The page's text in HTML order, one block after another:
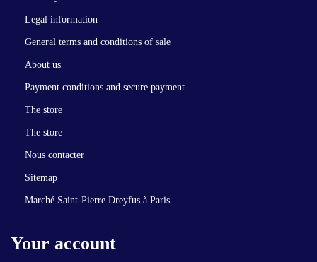
Legal information
General terms and conditions of sale
About us
Payment conditions and secure payment
The store
The store
Nous contacter
Sitemap
Marché Saint-Pierre Dreyfus à Paris
Your account